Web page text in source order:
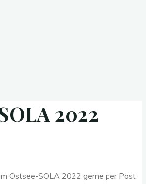
2022
Ostsee-SOLA 2022 gerne per Post